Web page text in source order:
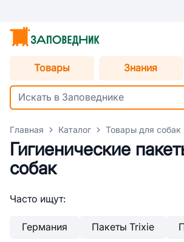
Товары Знания
Главная Каталог Товары для собак
Гигиенические
собак
Часто ищут:
Германия Пакеты Trixie